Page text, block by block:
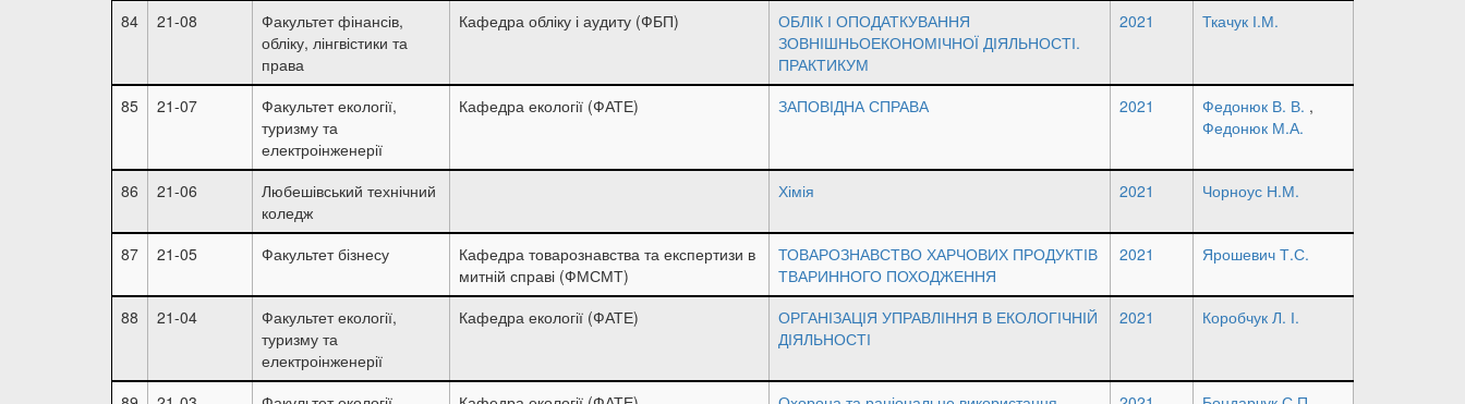
84 21-08
Факультет фінансів,
обліку, лінгвістики та
права
Кафедра обліку і аудиту (ФБП)
ОБЛІК І ОПОДАТКУВАННЯ
ЗОВНІШНЬОЕКОНОМІЧНОЇ ДІЯЛЬНОСТІ.
ПРАКТИКУМ
2021 Ткачук І.М.
85 21-07
Факультет екології,
туризму та
електроінженерії
Кафедра екології (ФАТЕ) ЗАПОВІДНА СПРАВА 2021 Федонюк В. В. ,
Федонюк М.А.
86 21-06
Любешівський технічний
коледж
Хімія 2021 Чорноус Н.М.
87 21-05 Факультет бізнесу
Кафедра товарознавства та експертизи в
митній справі (ФМСМТ)
ТОВАРОЗНАВСТВО ХАРЧОВИХ ПРОДУКТІВ
ТВАРИННОГО ПОХОДЖЕННЯ
2021 Ярошевич Т.С.
88 21-04
Факультет екології,
туризму та
електроінженерії
Кафедра екології (ФАТЕ)
ОРГАНІЗАЦІЯ УПРАВЛІННЯ В ЕКОЛОГІЧНІЙ
ДІЯЛЬНОСТІ
2021 Коробчук Л. І.